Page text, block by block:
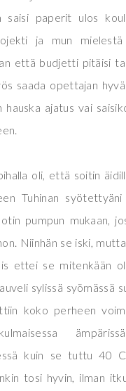
saisi paperit ulos
ja mun
että budjetti pitäisi
saada opettajan
hauska ajatus vai
oli, että soitin
Tuhinan syötettyäni
pumpun mukaan,
Niinhän se iski,
ettei se mitenkään
sylissä syömässä
koko perheen
kuin se tuttu 40
tosi hyvin, ilman